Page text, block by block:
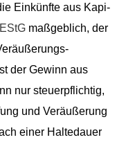
Einkün­fte aus Kap­i­
maßge­blich, der
der Gewinn aus
nur steuerpflichtig,
und Veräußerung
ein­er Haltedauer